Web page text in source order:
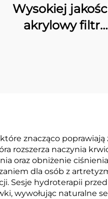
Wysokiej
akrylowy filtr
znacząco poprawiają
rozszerza naczynia
oraz obniżenie
dla osób z
Sesje hydroterapii
wywołując naturalne